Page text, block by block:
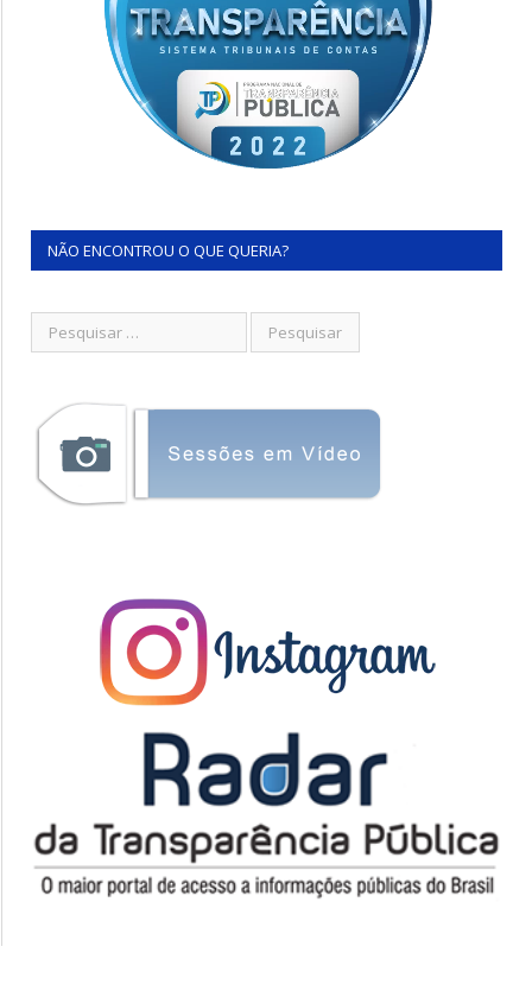
NÃO ENCONTROU O QUE QUERIA?